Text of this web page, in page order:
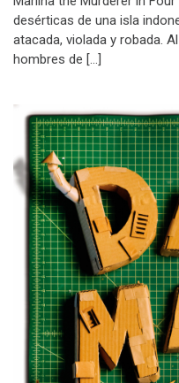
desérticas de una isla
atacada, violada y robada.
hombres de […]